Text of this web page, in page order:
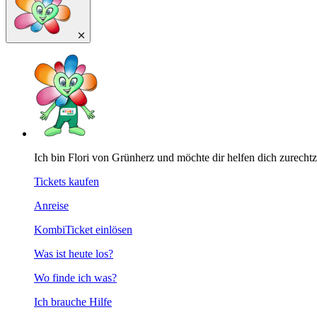
Ich bin Flori von Grünherz und möchte dir helfen dich
Tickets kaufen
Anreise
KombiTicket einlösen
Was ist heute los?
Wo finde ich was?
Ich brauche Hilfe